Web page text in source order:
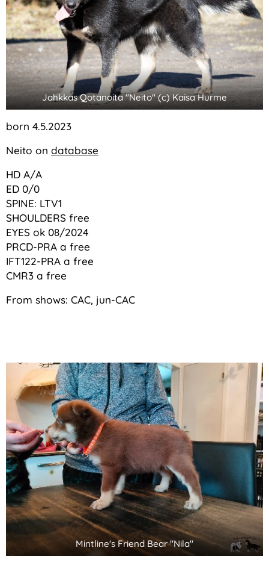
Jahkkas Qotanoita "Neito" (c) Kaisa Hurme
born 4.5.2023
Neito on database
HD A/A
ED 0/0
SPINE: LTV1
SHOULDERS free
EYES ok 08/2024
PRCD-PRA a free
IFT122-PRA a free
CMR3 a free
From shows: CAC, jun-CAC
Mintline's Friend Bear "Nila"